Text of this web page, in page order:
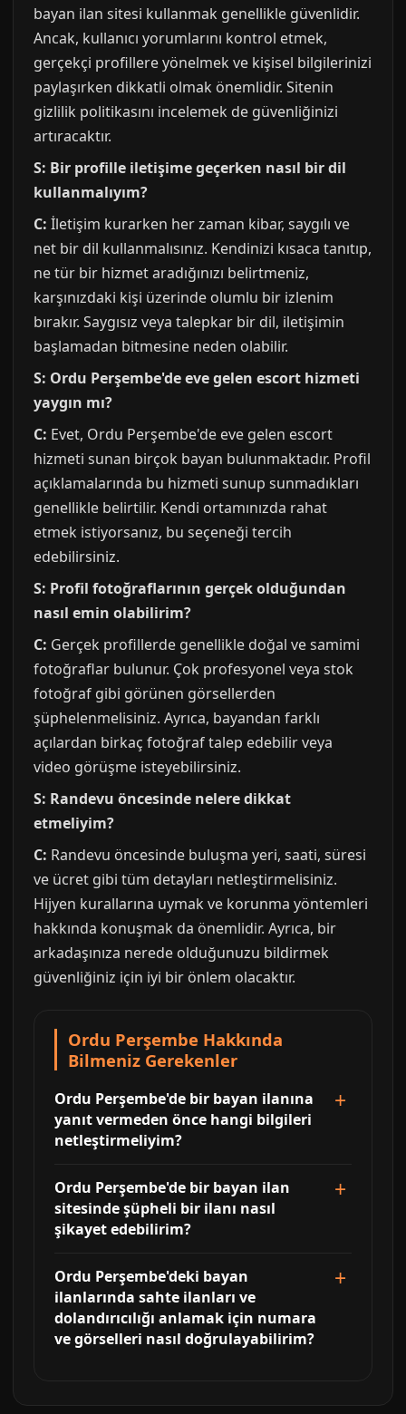
bayan ilan sitesi kullanmak genellikle güvenlidir.
Ancak, kullanıcı yorumlarını kontrol etmek,
gerçekçi profillere yönelmek ve kişisel bilgilerinizi
paylaşırken dikkatli olmak önemlidir. Sitenin
gizlilik politikasını incelemek de güvenliğinizi
artıracaktır.
S: Bir profille iletişime geçerken nasıl bir dil
kullanmalıyım?
C: İletişim kurarken her zaman kibar, saygılı ve
net bir dil kullanmalısınız. Kendinizi kısaca tanıtıp,
ne tür bir hizmet aradığınızı belirtmeniz,
karşınızdaki kişi üzerinde olumlu bir izlenim
bırakır. Saygısız veya talepkar bir dil, iletişimin
başlamadan bitmesine neden olabilir.
S: Ordu Perşembe'de eve gelen escort hizmeti
yaygın mı?
C: Evet, Ordu Perşembe'de eve gelen escort
hizmeti sunan birçok bayan bulunmaktadır. Profil
açıklamalarında bu hizmeti sunup sunmadıkları
genellikle belirtilir. Kendi ortamınızda rahat
etmek istiyorsanız, bu seçeneği tercih
edebilirsiniz.
S: Profil fotoğraflarının gerçek olduğundan
nasıl emin olabilirim?
C: Gerçek profillerde genellikle doğal ve samimi
fotoğraflar bulunur. Çok profesyonel veya stok
fotoğraf gibi görünen görsellerden
şüphelenmelisiniz. Ayrıca, bayandan farklı
açılardan birkaç fotoğraf talep edebilir veya
video görüşme isteyebilirsiniz.
S: Randevu öncesinde nelere dikkat
etmeliyim?
C: Randevu öncesinde buluşma yeri, saati, süresi
ve ücret gibi tüm detayları netleştirmelisiniz.
Hijyen kurallarına uymak ve korunma yöntemleri
hakkında konuşmak da önemlidir. Ayrıca, bir
arkadaşınıza nerede olduğunuzu bildirmek
güvenliğiniz için iyi bir önlem olacaktır.
Ordu Perşembe Hakkında
Bilmeniz Gerekenler
Ordu Perşembe'de bir bayan ilanına
yanıt vermeden önce hangi bilgileri
netleştirmeliyim?
Ordu Perşembe'de bir bayan ilan
sitesinde şüpheli bir ilanı nasıl
şikayet edebilirim?
Ordu Perşembe'deki bayan
ilanlarında sahte ilanları ve
dolandırıcılığı anlamak için numara
ve görselleri nasıl doğrulayabilirim?